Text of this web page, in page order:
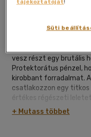
puhatáblás,
vesz részt egy brutális
Protektorátus pénzel,
kirobbant forradalmat.
csatlakozzon egy titkos
értékes régészeti
veterán rejtélyek,
középpontjába kerül. A
+ Mutass többet
tájékoztatóját!
Süti